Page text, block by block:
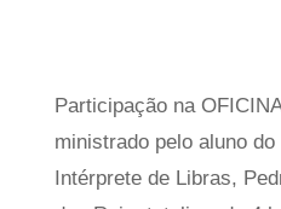
Participação na
ministrado pelo aluno
Intérprete de Libras,